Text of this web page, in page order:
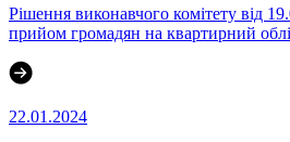
Рішення виконавчого комітету від
прийом громадян на квартирний
22.01.2024